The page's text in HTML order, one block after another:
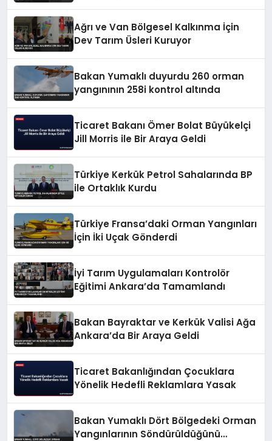
Ağrı ve Van Bölgesel Kalkınma İçin
Dev Tarım Üsleri Kuruyor
Bakan Yumaklı duyurdu 260 orman
yangınının 258i kontrol altında
Ticaret Bakanı Ömer Bolat Büyükelçi
Jill Morris ile Bir Araya Geldi
Türkiye Kerkük Petrol Sahalarında BP
ile Ortaklık Kurdu
Türkiye Fransa’daki Orman Yangınları
İçin İki Uçak Gönderdi
İyi Tarım Uygulamaları Kontrolör
Eğitimi Ankara’da Tamamlandı
Bakan Bayraktar ve Kerkük Valisi Ağa
Ankara’da Bir Araya Geldi
Ticaret Bakanlığından Çocuklara
Yönelik Hedefli Reklamlara Yasak
Bakan Yumaklı Dört Bölgedeki Orman
Yangınlarının Söndürüldüğünü